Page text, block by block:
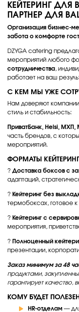
КЕЙТЕРИНГ ДЛЯ
ПАРТНЕР ДЛЯ
Организация бизнес-
забота о комфорте
DZYGA catering
мероприятий любого
сотрудничества,
работает на ваш
С КЕМ МЫ УЖЕ
Нам доверяют компании
стиль и стабильность:
ПриватБанк, Helsi,
часть брендов, с
мероприятий.
ФОРМАТЫ
? Доставка боксов с
адаптаций,
? Кейтеринг без
термобоксах, готовое к
? Кейтеринг с
мероприятия,
? Полноценный
презентации,
Заказ минимум за 48
продуктами,
гарантирует качество,
КОМУ БУДЕТ
HR-отделам— для